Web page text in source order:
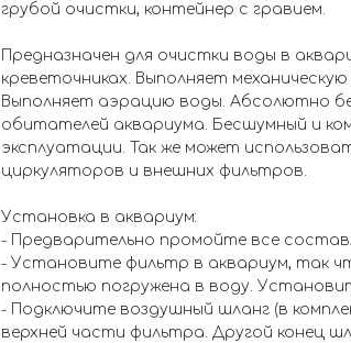
грубой очистки, контейнер с гравием.
Предназначен для очистки воды в
креветочниках. Выполняет
Выполняет аэрацию воды. Абсолютно
обитателей аквариума. Бесшумный и
эксплуатации. Так же может
циркуляторов и внешних фильтров.
Установка в аквариум:
- Предварительно промойте все
- Установите фильтр в аквариум, так
полностью погружена в воду.
- Подключите воздушный шланг (в
верхней части фильтра. Другой конец